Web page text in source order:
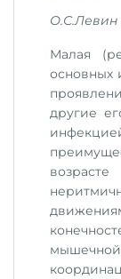
О.С.Левин
Малая
основных
другие